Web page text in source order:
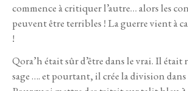
commence à critiquer l’autre… alors les
peuvent être terribles ! La guerre vient à
!
Qora’h était sûr d’être dans le vrai. Il
sage …. et pourtant, il crée la division dans